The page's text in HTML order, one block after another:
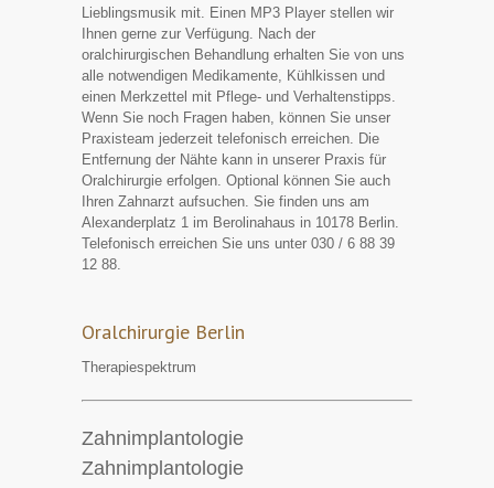
Lieblingsmusik mit. Einen MP3 Player stellen wir
Ihnen gerne zur Verfügung. Nach der
oralchirurgischen Behandlung erhalten Sie von uns
alle notwendigen Medikamente, Kühlkissen und
einen Merkzettel mit Pflege- und Verhaltenstipps.
Wenn Sie noch Fragen haben, können Sie unser
Praxisteam jederzeit telefonisch erreichen. Die
Entfernung der Nähte kann in unserer Praxis für
Oralchirurgie erfolgen. Optional können Sie auch
Ihren Zahnarzt aufsuchen. Sie finden uns am
Alexanderplatz 1 im Berolinahaus in 10178 Berlin.
Telefonisch erreichen Sie uns unter 030 / 6 88 39
12 88.
Oralchirurgie Berlin
Therapiespektrum
Zahnimplantologie
Zahnimplantologie